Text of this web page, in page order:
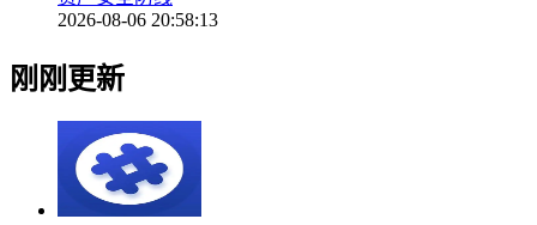
2026-08-06 20:58:13
刚刚更新